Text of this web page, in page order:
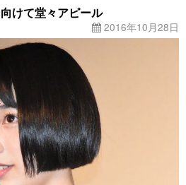
けて堂々アピール
2016年10月28日